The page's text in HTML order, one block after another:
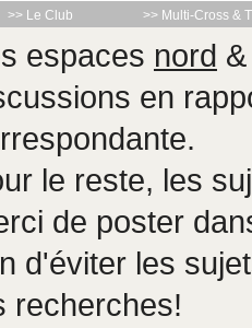
>> Le Club >> Multi-Cross &
espaces nord
en
le reste, les
de poster
d'éviter les
recherches!